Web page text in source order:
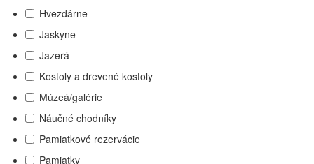
Hvezdárne
Jaskyne
Jazerá
Kostoly a drevené kostoly
Múzeá/galérie
Náučné chodníky
Pamiatkové rezervácie
Pamiatky